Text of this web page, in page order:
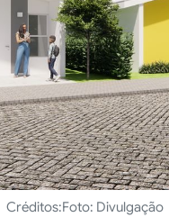
Créditos:Foto: Divulgação